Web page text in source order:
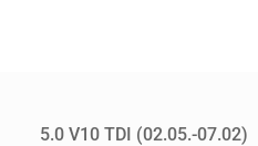
5.0 V10 TDI (02.05.-07.02)